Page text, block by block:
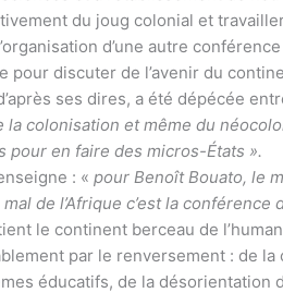
du joug colonial et
d’une autre
discuter de l’avenir du
ses dires, a été dépécée
la colonisation et même du
pour en faire des micros-États ».
: « pour Benoît Bouato, le
de l’Afrique c’est la conférence
le continent berceau de
par le renversement : de la
éducatifs, de la désorientation